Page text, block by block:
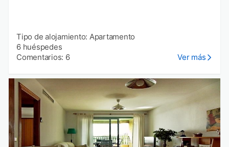
Tipo de alojamiento: Apartamento
6 huéspedes
Comentarios: 6
Ver más